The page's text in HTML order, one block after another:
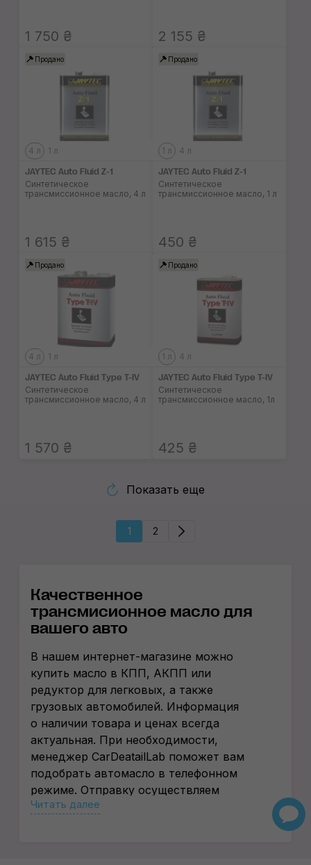
1 750 ₴ 2 155 ₴
Продано
4 л 1 л
JAYTEC Auto Fluid Z-1
Синтетическое
трансмиссионное масло, 4 л
1 615 ₴
Продано
1 л 4 л
JAYTEC Auto Fluid Z-1
Синтетическое
трансмиссионное масло, 1 л
450 ₴
Продано
4 л 1 л
JAYTEC Auto Fluid Type T-IV
Синтетическое
трансмиссионное масло, 4 л
1 570 ₴
Продано
1 л 4 л
JAYTEC Auto Fluid Type T-IV
Синтетическое
трансмиссионное масло, 1л
425 ₴
Показать еще
1 2
Качественное
трансмисионное масло для
вашего авто
В нашем интернет-магазине можно
купить масло в КПП, АКПП или
редуктор для легковых, а также
грузовых автомобилей. Информация
о наличии товара и ценах всегда
актуальная. При необходимости,
менеджер CarDeatailLab поможет вам
подобрать автомасло в телефонном
режиме. Отправку осуществляем
в любую точку Украины. При заказе
Читать далее